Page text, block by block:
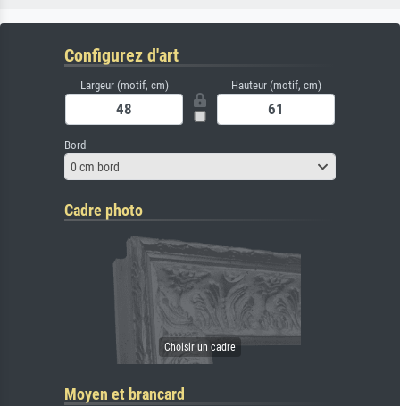
Configurez d'art
Largeur (motif, cm) Hauteur (motif, cm)
Bord
0 cm bord
Cadre photo
Moyen et brancard